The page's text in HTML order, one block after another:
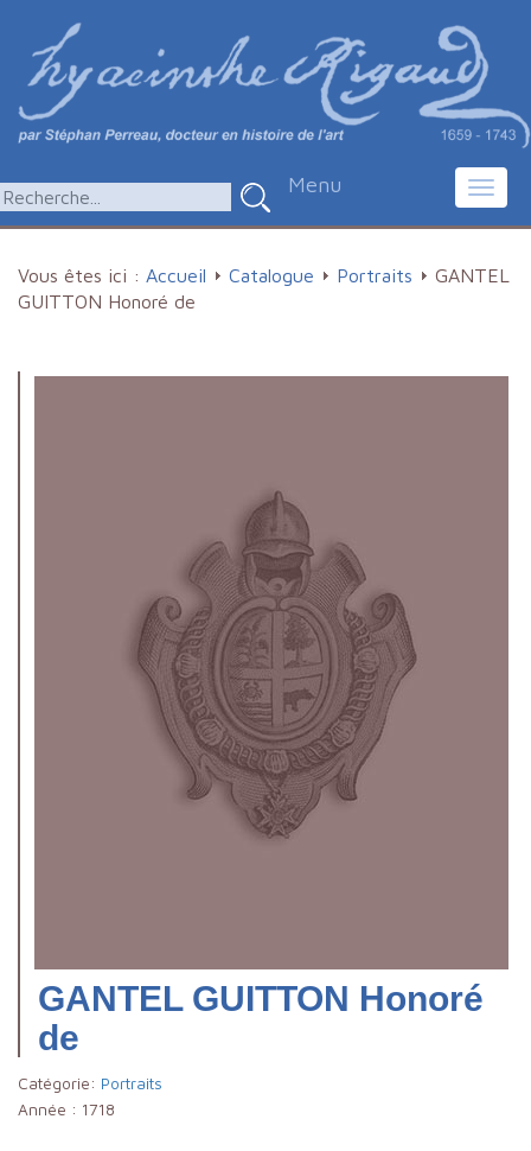
Menu
Vous êtes ici : Accueil Catalogue Portraits
GANTEL
GUITTON Honoré de
GANTEL GUITTON Honoré
de
Catégorie: Portraits
Année : 1718